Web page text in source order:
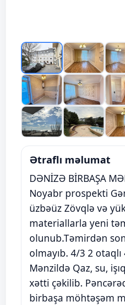
Ətraflı məlumat
DƏNİZƏ BİRBAŞA
Noyabr prospekti
üzbəüz Zövqlə və
materiallarla yeni
olunub.Təmirdən
olmayıb. 4/3 2 otaqlı
Mənzildə Qaz, su,
xətti çəkilib.
birbaşa möhtəşəm